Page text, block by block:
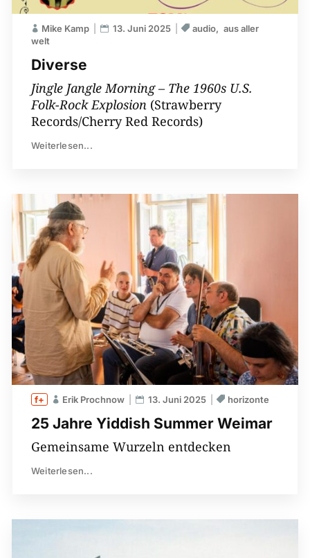
Diverse
Mike Kamp 13. Juni 2025 audio
aus aller
welt
Jingle Jangle Morning – The 1960s U.S.
Folk-Rock Explosion (Strawberry
Records/Cherry Red Records)
Weiterlesen...
25 Jahre Yiddish Summer Weimar
Erik Prochnow 13. Juni 2025 horizonte
Gemeinsame Wurzeln entdecken
Weiterlesen...